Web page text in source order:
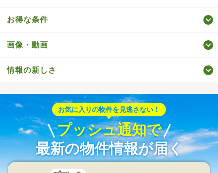
お得な条件
画像・動画
情報の新しさ
お気に入りの物件を見逃さない！
プッシュ通知で
最新の物件情報が届く